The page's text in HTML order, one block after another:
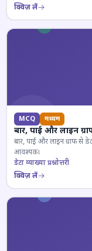
क्विज़ लें
MCQ मध्यम
बार, पाई और लाइन
बार, पाई और लाइन ग्राफ से
आवश्यक।
डेटा व्याख्या प्रश्नोत्तरी
क्विज़ लें